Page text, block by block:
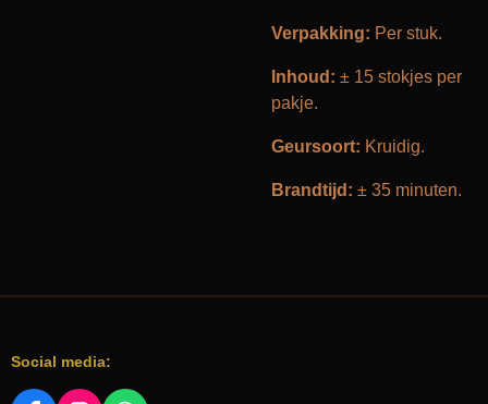
Verpakking: Per stuk.
Inhoud: ± 15 stokjes per
pakje.
Geursoort: Kruidig.
Brandtijd: ± 35 minuten.
Social media: